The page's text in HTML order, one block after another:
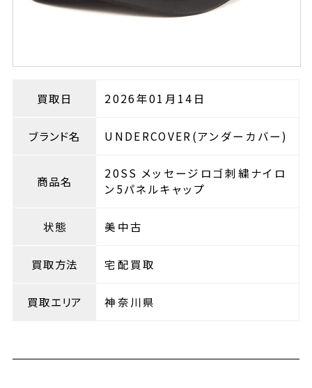
買取日 2026年01月14日
ブランド名 UNDERCOVER(アンダーカバー)
商品名
20SS メッセージロゴ刺繍ナイロ
ン5パネルキャップ
状態 美中古
買取方法 宅配買取
買取エリア 神奈川県